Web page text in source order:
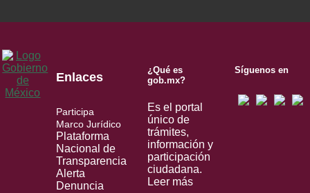
Enlaces
Participa
Marco Jurídico
Plataforma
Nacional de
Transparencia
Alerta
Denuncia
¿Qué es
gob.mx?
Es el portal
único de
trámites,
información y
participación
ciudadana.
Leer más
Síguenos en